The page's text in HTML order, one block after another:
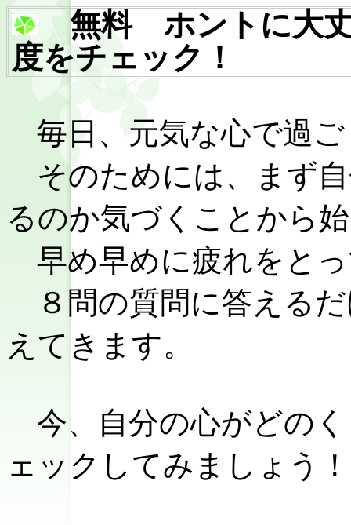
無料 ホントに大
度をチェック！
毎日、元気な心で過
そのためには、まず
るのか気づくことから
早め早めに疲れをと
８問の質問に答える
えてきます。
今、自分の心がどの
ェックしてみましょう！